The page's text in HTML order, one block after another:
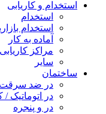
استخدام و کاریابی
استخدام
استخدام
آماده به کار
مراکز کاریابی
سایر
ساختمان
در ضد سرقت
در اتوماتیک
در و پنجره